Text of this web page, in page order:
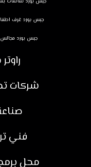
جبس بورد غرف اطفال
جبس بورد مجالس
شركات
فني
محل